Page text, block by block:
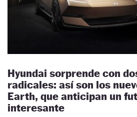
Hyundai sorprende con
radicales: así son los
Earth, que anticipan un
interesante